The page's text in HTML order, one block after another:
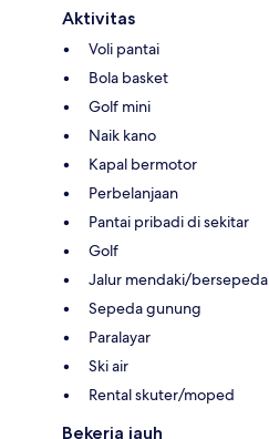
Aktivitas
Voli pantai
Bola basket
Golf mini
Naik kano
Kapal bermotor
Perbelanjaan
Pantai pribadi di sekitar
Golf
Jalur mendaki/bersepeda
Sepeda gunung
Paralayar
Ski air
Rental skuter/moped
Bekerja jauh